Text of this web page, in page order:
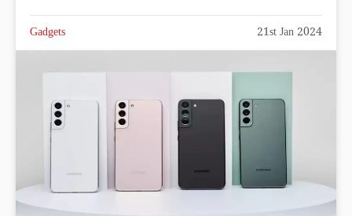
Gadgets 21st Jan 2024